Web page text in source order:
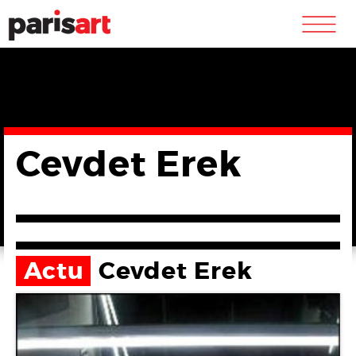
m
Cevdet Erek
Actu Cevdet Erek